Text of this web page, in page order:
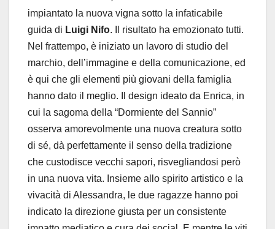
impiantato la nuova vigna sotto la infaticabile
guida di Luigi Nifo. Il risultato ha emozionato tutti.
Nel frattempo, è iniziato un lavoro di studio del
marchio, dell’immagine e della comunicazione, ed
è qui che gli elementi più giovani della famiglia
hanno dato il meglio. Il design ideato da Enrica, in
cui la sagoma della “Dormiente del Sannio”
osserva amorevolmente una nuova creatura sotto
di sé, dà perfettamente il senso della tradizione
che custodisce vecchi sapori, risvegliandosi però
in una nuova vita. Insieme allo spirito artistico e la
vivacità di Alessandra, le due ragazze hanno poi
indicato la direzione giusta per un consistente